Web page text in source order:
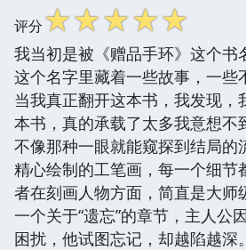
评分☆☆☆☆☆
我当初是被《赠品手环》这个书
这个名字里藏着一些故事，一些
当我真正翻开这本书，我发现，
本书，真的承载了太多我意想不
不像那种一眼就能窥探到结局的
精心绘制的工笔画，每一个细节
者在刻画人物方面，简直是大师
一个关于“遗忘”的章节，主人公
困扰，他试图忘记，却越陷越深